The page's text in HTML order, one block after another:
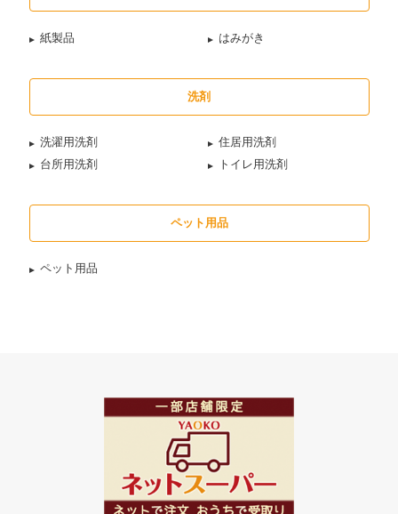
紙製品 はみがき
洗剤
洗濯用洗剤
住居用洗剤
台所用洗剤
トイレ用洗剤
ペット用品
ペット用品